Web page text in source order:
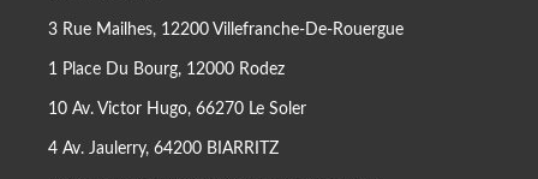
3 Rue Mailhes, 12200 Villefranche-De-Rouergue
1 Place Du Bourg, 12000 Rodez
10 Av. Victor Hugo, 66270 Le Soler
4 Av. Jaulerry, 64200 BIARRITZ